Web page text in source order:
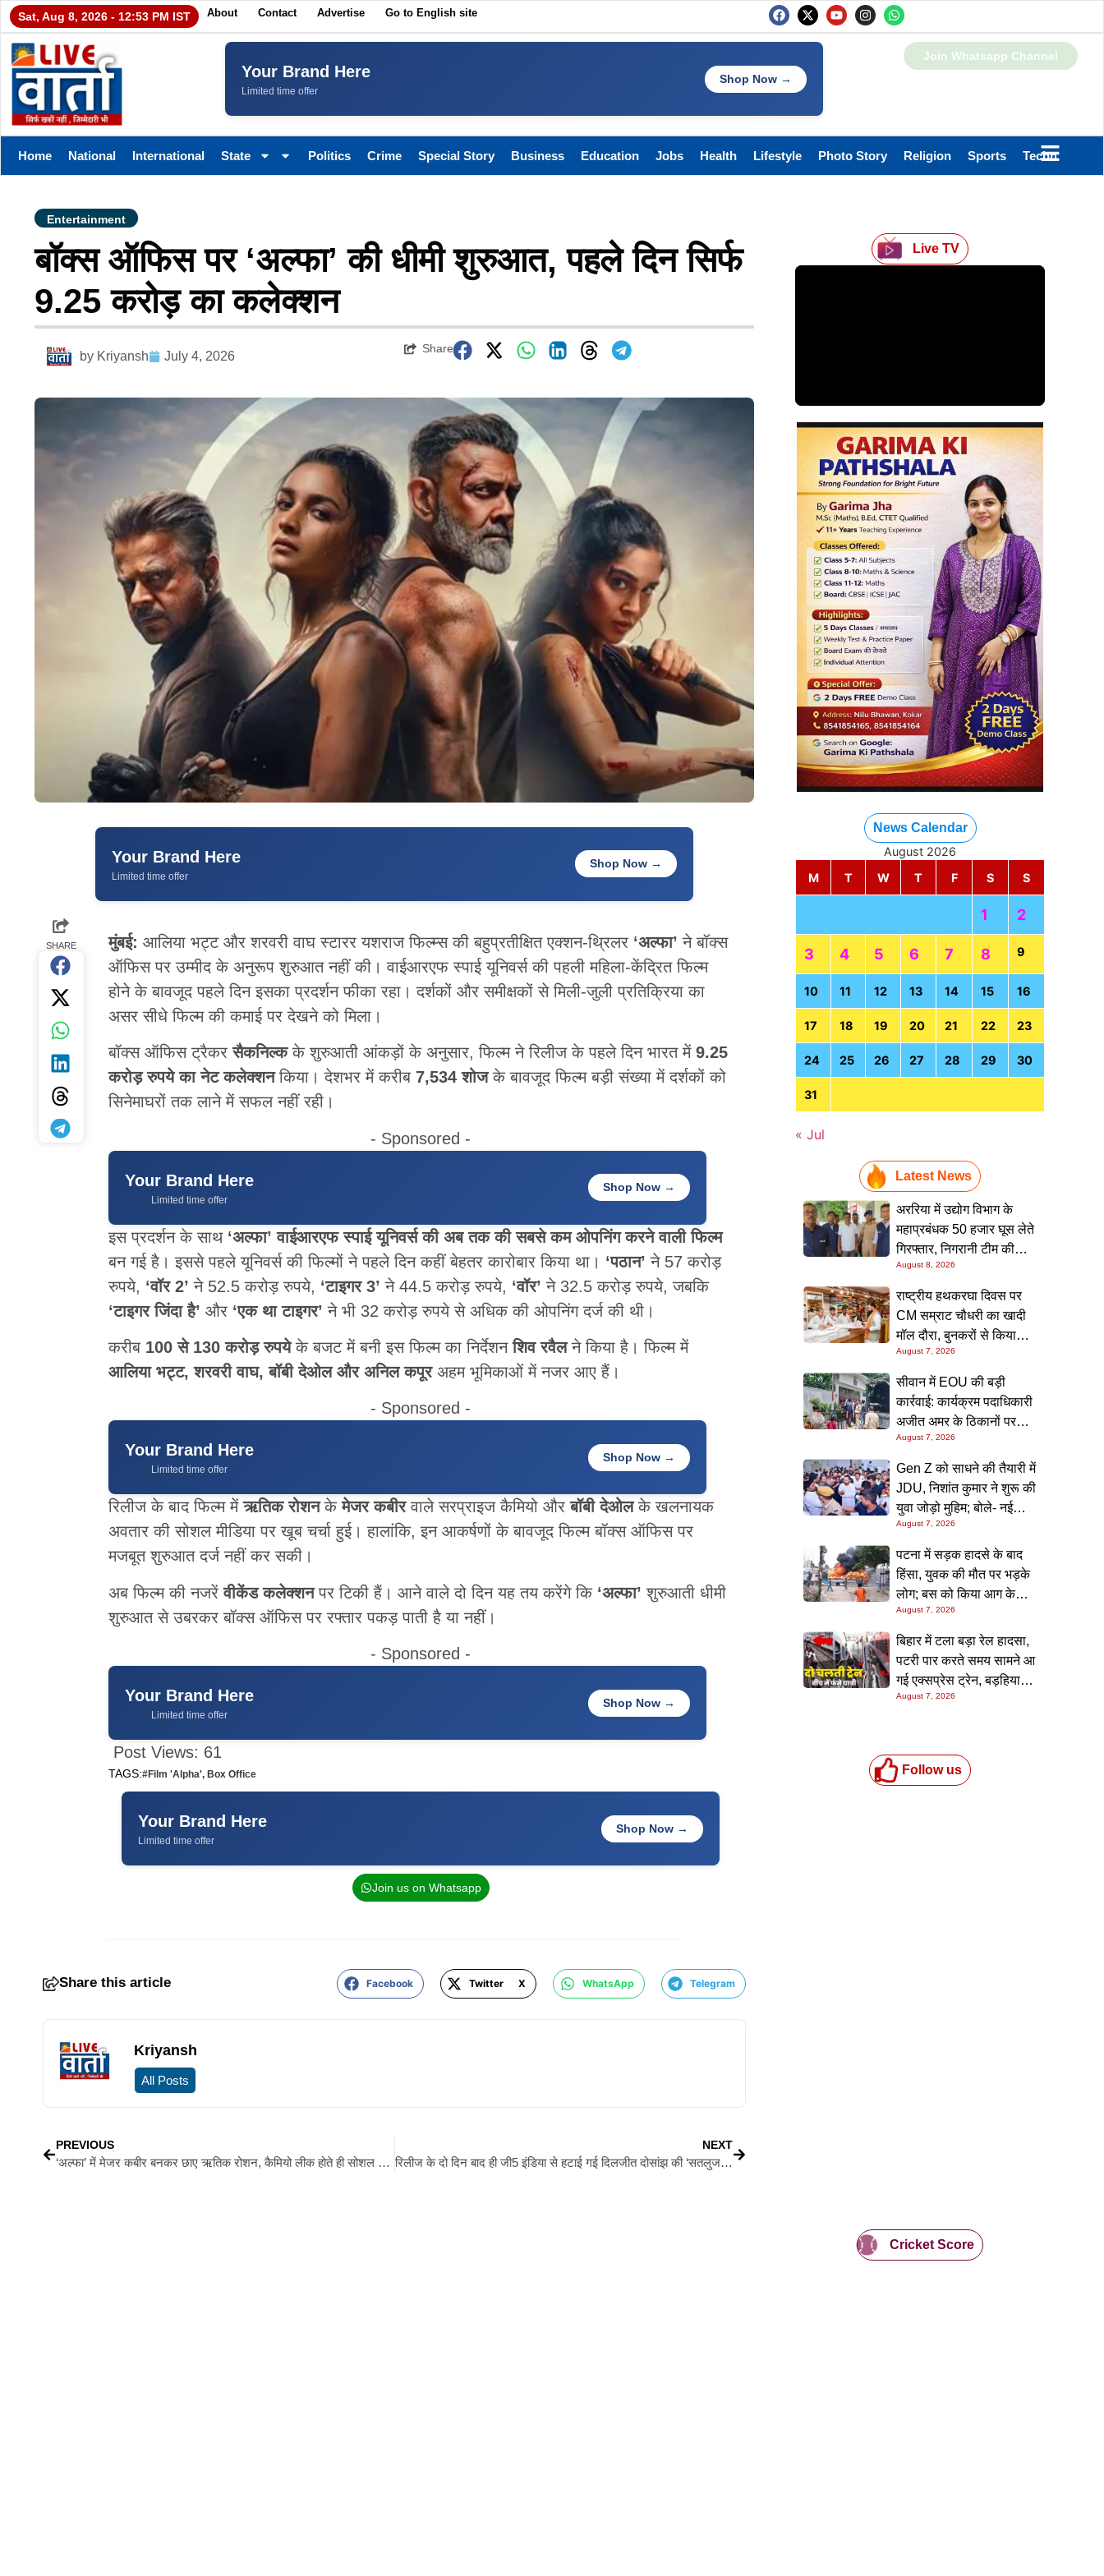
Sat, Aug 8, 2026 - 12:53 PM IST About Contact Advertise Go to English site
Your Brand Here
Limited time offer
Shop Now →
Join Whatsapp Channel
Home National International State Politics Crime Special Story Business Education Jobs Health Lifestyle Photo Story Religion Sports Technology
Entertainment
बॉक्स ऑफिस पर ‘अल्फा’ की धीमी शुरुआत, पहले दिन सिर्फ
9.25 करोड़ का कलेक्शन
by Kriyansh July 4, 2026
Share
Your Brand Here
Limited time offer
Shop Now →
SHARE मुंबई: आलिया भट्ट और शरवरी वाघ स्टारर यशराज फिल्म्स की बहुप्रतीक्षित एक्शन-थ्रिलर ‘अल्फा’ ने बॉक्स
ऑफिस पर उम्मीद के अनुरूप शुरुआत नहीं की। वाईआरएफ स्पाई यूनिवर्स की पहली महिला-केंद्रित फिल्म
होने के बावजूद पहले दिन इसका प्रदर्शन फीका रहा। दर्शकों और समीक्षकों से मिली-जुली प्रतिक्रिया का
असर सीधे फिल्म की कमाई पर देखने को मिला।
बॉक्स ऑफिस ट्रैकरसैकनिल्कके शुरुआती आंकड़ों के अनुसार, फिल्म ने रिलीज के पहले दिन भारत में 9.25
करोड़ रुपये का नेट कलेक्शनकिया। देशभर में करीब 7,534 शोजके बावजूद फिल्म बड़ी संख्या में दर्शकों को
सिनेमाघरों तक लाने में सफल नहीं रही।
- Sponsored -
Your Brand Here
Limited time offer
Shop Now →
इस प्रदर्शन के साथ ‘अल्फा’ वाईआरएफ स्पाई यूनिवर्स की अब तक की सबसे कम ओपनिंग करने वाली फिल्म
बन गई है। इससे पहले यूनिवर्स की फिल्मों ने पहले दिन कहीं बेहतर कारोबार किया था। ‘पठान’ ने 57 करोड़
रुपये, ‘वॉर 2’ ने 52.5 करोड़ रुपये, ‘टाइगर 3’ ने 44.5 करोड़ रुपये, ‘वॉर’ ने 32.5 करोड़ रुपये, जबकि
‘टाइगर जिंदा है’ और ‘एक था टाइगर’ ने भी 32 करोड़ रुपये से अधिक की ओपनिंग दर्ज की थी।
करीब 100 से 130 करोड़ रुपयेके बजट में बनी इस फिल्म का निर्देशनशिव रवैलने किया है। फिल्म में
आलिया भट्ट, शरवरी वाघ, बॉबी देओल और अनिल कपूरअहम भूमिकाओं में नजर आए हैं।
- Sponsored -
Your Brand Here
Limited time offer
Shop Now →
रिलीज के बाद फिल्म मेंऋतिक रोशनकेमेजर कबीरवाले सरप्राइज कैमियो औरबॉबी देओलके खलनायक
अवतार की सोशल मीडिया पर खूब चर्चा हुई। हालांकि, इन आकर्षणों के बावजूद फिल्म बॉक्स ऑफिस पर
मजबूत शुरुआत दर्ज नहीं कर सकी।
अब फिल्म की नजरेंवीकेंड कलेक्शनपर टिकी हैं। आने वाले दो दिन यह तय करेंगे कि ‘अल्फा’ शुरुआती धीमी
शुरुआत से उबरकर बॉक्स ऑफिस पर रफ्तार पकड़ पाती है या नहीं।
- Sponsored -
Your Brand Here
Limited time offer
Shop Now →
Post Views: 61
TAGS:#Film 'Alpha', Box Office
Your Brand Here
Limited time offer
Shop Now →
Join us on Whatsapp
Share this article Facebook Twitter X WhatsApp Telegram
Kriyansh
All Posts
PREVIOUS
‘अल्फा’ में मेजर कबीर बनकर छाए ऋतिक रोशन, कैमियो लीक होते ही सोशल मीडिया पर मचा धमाल
NEXT
रिलीज के दो दिन बाद ही जी5 इंडिया से हटाई गई दिलजीत दोसांझ की ‘सतलुज’, भारत के बाहर अब भी हो रही स्ट्रीम
Live TV
News Calendar
August 2026
M
T W T F S S
1 2
3 4 5 6 7 8 9
10 11 12 13 14 15 16
17 18 19 20 21 22 23
24 25 26 27 28 29 30
31
« Jul
Latest News
अररिया में उद्योग विभाग के
महाप्रबंधक 50 हजार घूस लेते
गिरफ्तार, निगरानी टीम की
छापेमारी; आवास से बरामद हुई
रिश्वत की रकम
August 8, 2026
राष्ट्रीय हथकरघा दिवस पर
CM सम्राट चौधरी का खादी
मॉल दौरा, बुनकरों से किया
संवाद और स्वदेशी उत्पादों को
बढ़ावा देने की अपील
August 7, 2026
सीवान में EOU की बड़ी
कार्रवाई: कार्यक्रम पदाधिकारी
अजीत अमर के ठिकानों पर
छापा, 40 लाख के आभूषण
समेत करोड़ों की संपत्ति की
जांच शुरू
August 7, 2026
Gen Z को साधने की तैयारी में
JDU, निशांत कुमार ने शुरू की
युवा जोड़ो मुहिम; बोले- नई
पीढ़ी तक पहुंचाएं नीतीश
सरकार के 20 सालों के काम
August 7, 2026
पटना में सड़क हादसे के बाद
हिंसा, युवक की मौत पर भड़के
लोग; बस को किया आग के
हवाले, पुलिस और मीडिया पर
भी हमला
August 7, 2026
बिहार में टला बड़ा रेल हादसा,
पटरी पार करते समय सामने आ
गई एक्सप्रेस ट्रेन, बड़हिया
स्टेशन पर मची अफरा-तफरी,
August 7, 2026
Follow us
Cricket Score